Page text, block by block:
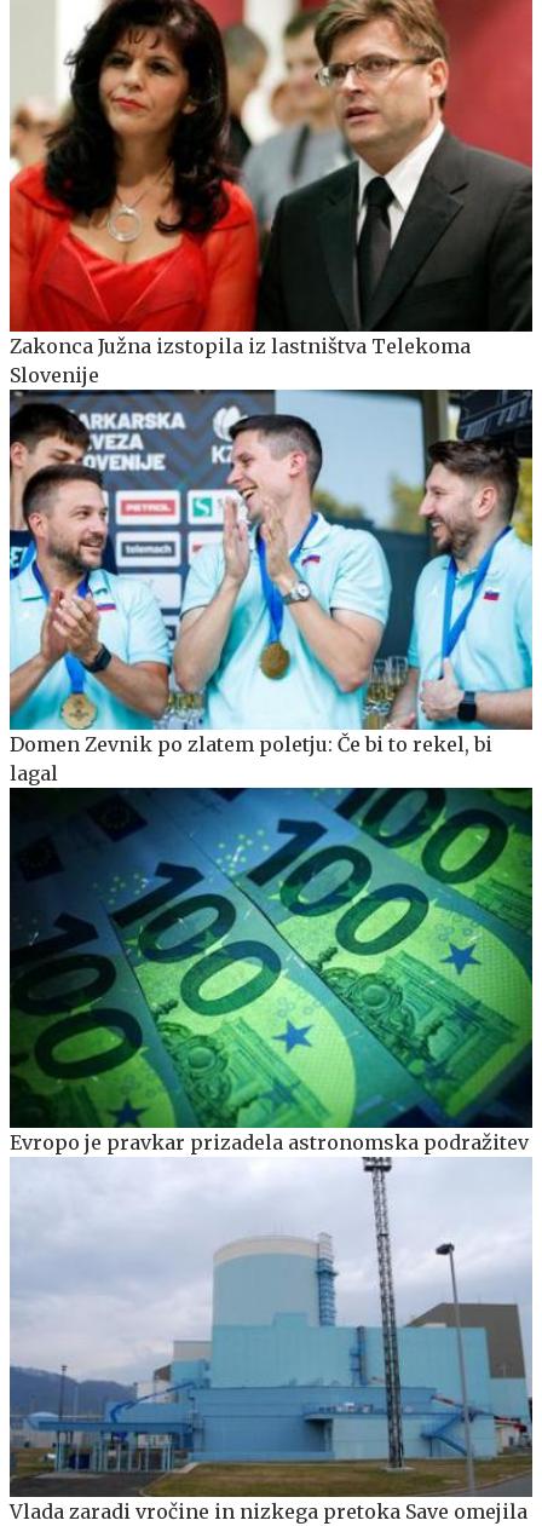
Zakonca Južna izstopila iz lastništva Telekoma
Slovenije
Domen Zevnik po zlatem poletju: Če bi to rekel, bi
lagal
Evropo je pravkar prizadela astronomska podražitev
Vlada zaradi vročine in nizkega pretoka Save omejila